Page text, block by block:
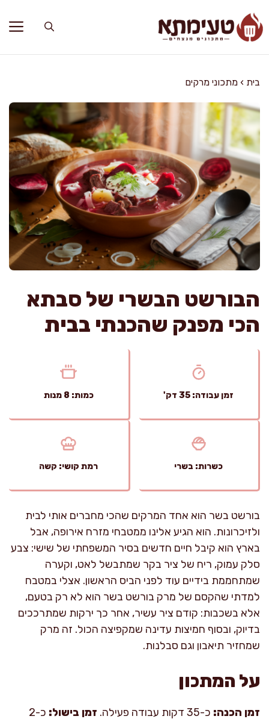
לתוכן
בית › מתכוני מרקים
הבורשט הבשרי של סבתא
הכי מפנק שהכנתי בבית
זמן עבודה: 35 דק' כמות: 8 מנות
כשרות: בשרי רמת קושי: קשה
בורשט בשר הוא אחד המרקים שהכי מחברים אותי לבית
ולזיכרונות. הוא הגיע אלינו ממטבחי מזרח אירופה, אבל
בארץ הוא קיבל חיים חדשים בסיר המשפחתי של שישי: צבע
סלק עמוק, ריח של ציר בקר שמתבשל לאט, וקערה
שמתחממת בידיים עוד לפני הביס הראשון. אצלי במטבח
למדתי שהקסם של מרק בורשט בשר הוא לא רק בטעם,
אלא בשכבות: קודם ציר עשיר, אחר כך ירקות שמתרככים
בדיוק, ובסוף חמיצות עדינה שמקפיצה הכול. זה מרק
שמחזיר תיאבון וגם סבלנות.
על המתכון
זמן הכנה: כ-35 דקות עבודה פעילה. זמן בישול:
כ-2